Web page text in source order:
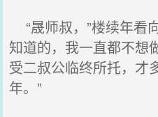
“晟师叔，”楼续年看
知道的，我一直都不想
受二叔公临终所托，才
年。”